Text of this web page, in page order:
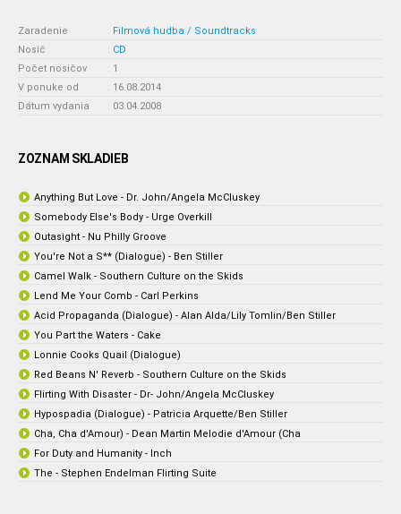
Zaradenie : Filmová hudba / Soundtracks
Nosič
: CD
Počet nosičov
: 1
V ponuke od
: 16.08.2014
Dátum vydania
: 03.04.2008
ZOZNAM SKLADIEB
Anything But Love - Dr. John/Angela McCluskey
Somebody Else's Body - Urge Overkill
Outasight - Nu Philly Groove
You're Not a S** (Dialogue) - Ben Stiller
Camel Walk - Southern Culture on the Skids
Lend Me Your Comb - Carl Perkins
Acid Propaganda (Dialogue) - Alan Alda/Lily Tomlin/Ben Stiller
You Part the Waters - Cake
Lonnie Cooks Quail (Dialogue)
Red Beans N' Reverb - Southern Culture on the Skids
Flirting With Disaster - Dr- John/Angela McCluskey
Hypospadia (Dialogue) - Patricia Arquette/Ben Stiller
Cha, Cha d'Amour) - Dean Martin Melodie d'Amour (Cha
For Duty and Humanity - Inch
The - Stephen Endelman Flirting Suite